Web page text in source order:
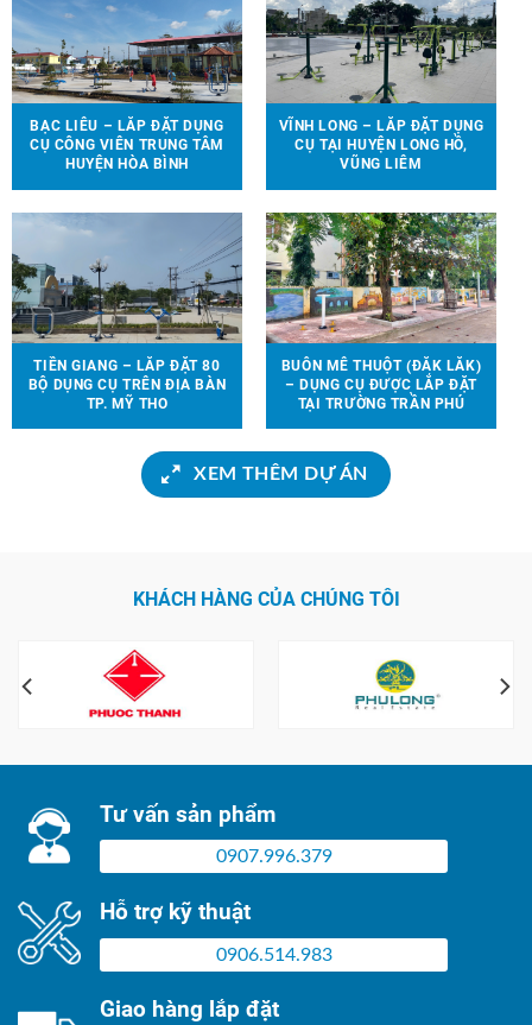
BẠC LIÊU – LẮP ĐẶT DỤNG
CỤ CÔNG VIÊN TRUNG TÂM
HUYỆN HÒA BÌNH
VĨNH LONG – LẮP ĐẶT DỤNG
CỤ TẠI HUYỆN LONG HỒ,
VŨNG LIÊM
TIỀN GIANG – LẮP ĐẶT 80
BỘ DỤNG CỤ TRÊN ĐỊA BÀN
TP. MỸ THO
BUÔN MÊ THUỘT (ĐẮK LẮK)
– DỤNG CỤ ĐƯỢC LẮP ĐẶT
TẠI TRƯỜNG TRẦN PHÚ
XEM THÊM DỰ ÁN
KHÁCH HÀNG CỦA CHÚNG TÔI
Tư vấn sản phẩm
0907.996.379
Hỗ trợ kỹ thuật
0906.514.983
Giao hàng lắp đặt